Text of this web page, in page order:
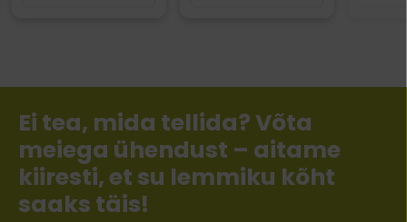
Ei tea, mida tellida? Võta
meiega ühendust – aitame
kiiresti, et su lemmiku kõht
saaks täis!